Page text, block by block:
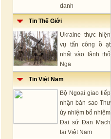
danh
Tin Thế Giới
Ukraine thực hiện
vụ tấn công ồ ạt
nhất vào lãnh thổ
Nga
Tin Việt Nam
Bộ Ngoại giao tiếp
nhận bản sao Thư
ủy nhiệm bổ nhiệm
Đại sứ Đan Mạch
tại Việt Nam